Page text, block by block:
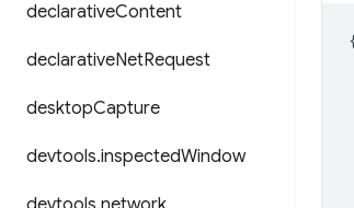
declarativeContent
declarativeNetRequest
desktopCapture
devtools.inspectedWindow